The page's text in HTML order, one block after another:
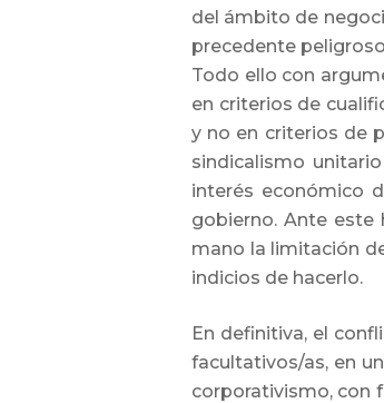
del ámbito de
precedente
Todo ello con
en criterios de
y no en criterios de
sindicalismo
interés económico
gobierno. Ante este
mano la limitación
indicios de hacerlo.
En definitiva, el
facultativos/as, en
corporativismo, con